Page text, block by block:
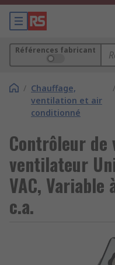
Références fabricant
/ Chauffage,
ventilation et air
conditionné
/
Contrôleur de
ventilateur
VAC,
c.a.